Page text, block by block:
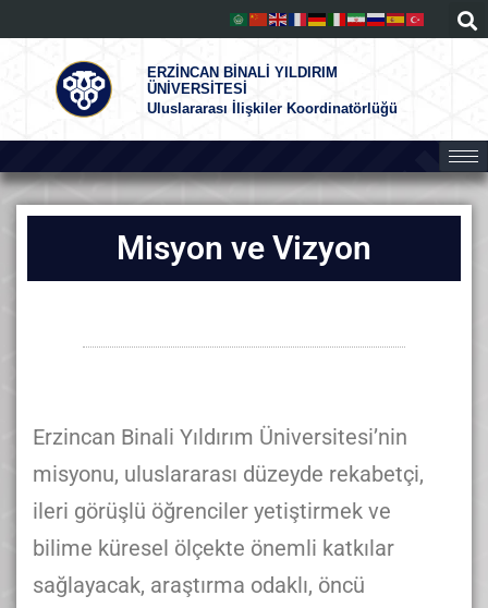
ERZİNCAN BİNALİ YILDIRIM
ÜNİVERSİTESİ
Uluslararası İlişkiler Koordinatörlüğü
Misyon ve Vizyon
Erzincan Binali Yıldırım Üniversitesi’nin
misyonu, uluslararası düzeyde rekabetçi,
ileri görüşlü öğrenciler yetiştirmek ve
bilime küresel ölçekte önemli katkılar
sağlayacak, araştırma odaklı, öncü